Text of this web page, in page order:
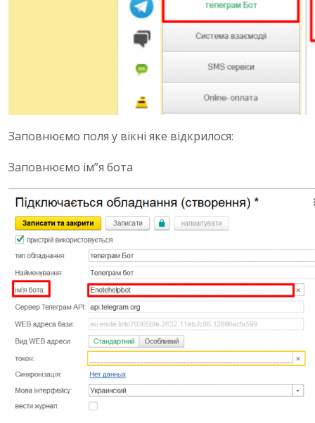
Заповнюємо поля у вікні яке відкрилося:
Заповнюємо ім”я бота